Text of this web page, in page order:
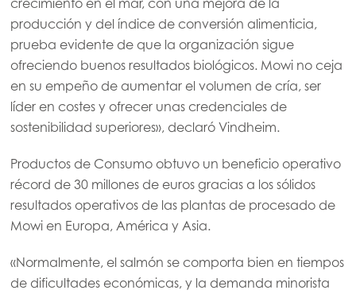
Mowi Czechia (EN)
Mowi Faroe Islands
Mowi France
Mowi Germany
Mowi Ireland
Mowi Netherlands
Mowi Norway
Mowi Poland
Continúe en
producción y del índice de conversión alimenticia,
prueba evidente de que la organización sigue
ofreciendo buenos resultados biológicos. Mowi no ceja
en su empeño de aumentar el volumen de cría, ser
líder en costes y ofrecer unas credenciales de
sostenibilidad superiores», declaró Vindheim.
Productos de Consumo obtuvo un beneficio operativo
récord de 30 millones de euros gracias a los sólidos
resultados operativos de las plantas de procesado de
Mowi en Europa, América y Asia.
«Normalmente, el salmón se comporta bien en tiempos
de dificultades económicas, y la demanda minorista